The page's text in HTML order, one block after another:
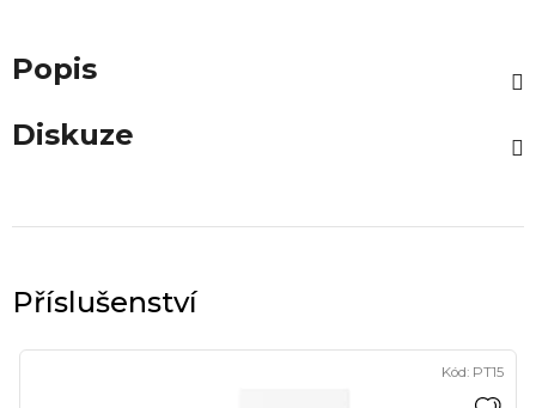
Popis
Diskuze
Kód: PT15